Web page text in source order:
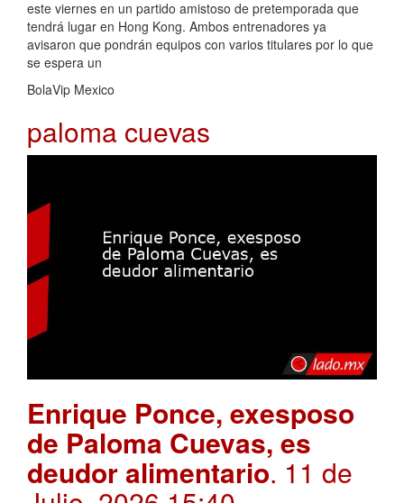
este viernes en un partido amistoso de pretemporada que
tendrá lugar en Hong Kong. Ambos entrenadores ya
avisaron que pondrán equipos con varios titulares por lo que
se espera un
BolaVip Mexico
paloma cuevas
Enrique Ponce, exesposo
de Paloma Cuevas, es
deudor alimentario. 11 de